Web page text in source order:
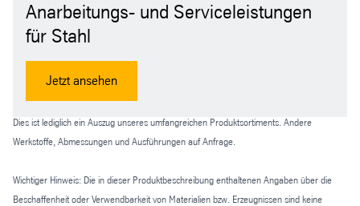
Anarbeitungs- und Serviceleistungen
für Stahl
Jetzt ansehen
Dies ist lediglich ein Auszug unseres umfangreichen Produktsortiments. Andere
Werkstoffe, Abmessungen und Ausführungen auf Anfrage.
Wichtiger Hinweis: Die in dieser Produktbeschreibung enthaltenen Angaben über die
Beschaffenheit oder Verwendbarkeit von Materialien bzw. Erzeugnissen sind keine